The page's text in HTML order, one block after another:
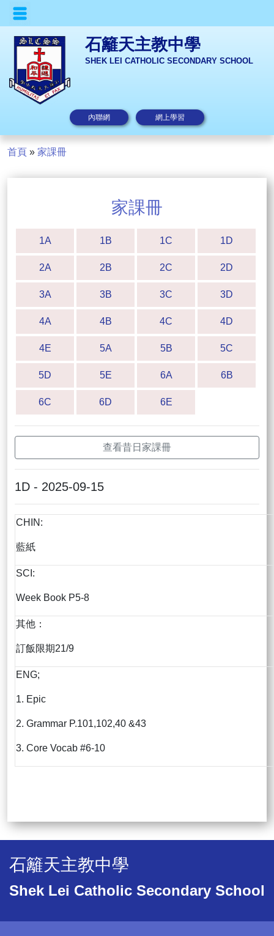
石籬天主教中學
SHEK LEI CATHOLIC SECONDARY SCHOOL
內聯網 網上學習
首頁 » 家課冊
家課冊
1A 1B 1C 1D
2A 2B 2C 2D
3A 3B 3C 3D
4A 4B 4C 4D
4E 5A 5B 5C
5D 5E 6A 6B
6C 6D 6E
查看昔日家課冊
1D - 2025-09-15
CHIN:
藍紙
SCI:
Week Book P5-8
其他：
訂飯限期21/9
ENG;
1. Epic
2. Grammar P.101,102,40 &43
3. Core Vocab #6-10
石籬天主教中學
Shek Lei Catholic Secondary School